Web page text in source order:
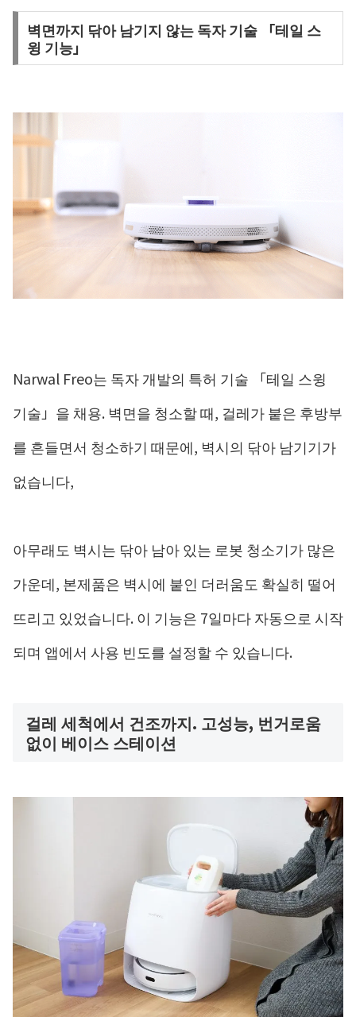
벽면까지 닦아 남기지 않는 독자 기술 「테일 스
윙 기능」
Narwal Freo는 독자 개발의 특허 기술 「테일 스윙
기술」을 채용. 벽면을 청소할 때, 걸레가 붙은 후방부
를 흔들면서 청소하기 때문에, 벽시의 닦아 남기기가
없습니다,
아무래도 벽시는 닦아 남아 있는 로봇 청소기가 많은
가운데, 본제품은 벽시에 붙인 더러움도 확실히 떨어
뜨리고 있었습니다. 이 기능은 7일마다 자동으로 시작
되며 앱에서 사용 빈도를 설정할 수 있습니다.
걸레 세척에서 건조까지. 고성능, 번거로움
없이 베이스 스테이션